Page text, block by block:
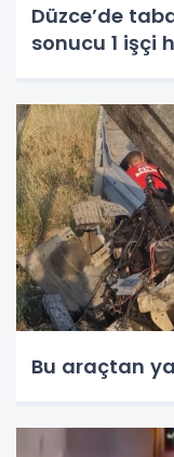
Düzce’de
sonucu 1 işçi
Bu araçtan